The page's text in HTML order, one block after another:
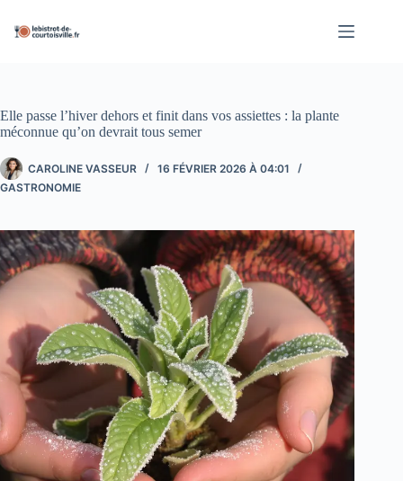
contenu
Elle passe l’hiver dehors et finit dans vos assiettes : la plante
méconnue qu’on devrait tous semer
CAROLINE VASSEUR
16 FÉVRIER 2026 À 04:01
GASTRONOMIE